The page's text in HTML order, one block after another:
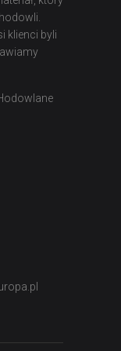
klienci byli